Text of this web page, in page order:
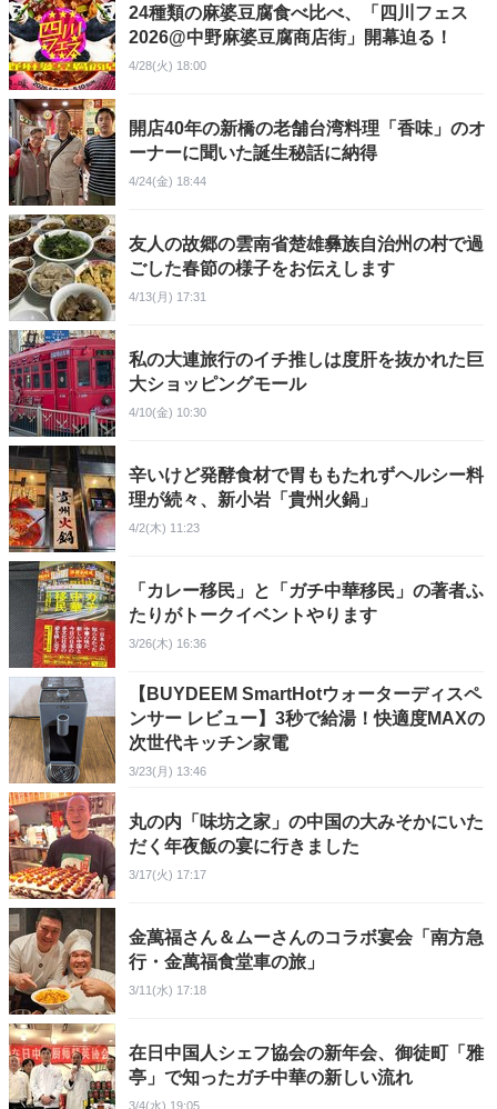
24種類の麻婆豆腐食べ比べ、「四川フェス
2026@中野麻婆豆腐商店街」開幕迫る！
4/28(火) 18:00
開店40年の新橋の老舗台湾料理「香味」のオ
ーナーに聞いた誕生秘話に納得
4/24(金) 18:44
友人の故郷の雲南省楚雄彝族自治州の村で過
ごした春節の様子をお伝えします
4/13(月) 17:31
私の大連旅行のイチ推しは度肝を抜かれた巨
大ショッピングモール
4/10(金) 10:30
辛いけど発酵食材で胃ももたれずヘルシー料
理が続々、新小岩「貴州火鍋」
4/2(木) 11:23
「カレー移民」と「ガチ中華移民」の著者ふ
たりがトークイベントやります
3/26(木) 16:36
【BUYDEEM SmartHotウォーターディスペ
ンサー レビュー】3秒で給湯！快適度MAXの
次世代キッチン家電
3/23(月) 13:46
丸の内「味坊之家」の中国の大みそかにいた
だく年夜飯の宴に行きました
3/17(火) 17:17
金萬福さん＆ムーさんのコラボ宴会「南方急
行・金萬福食堂車の旅」
3/11(水) 17:18
在日中国人シェフ協会の新年会、御徒町「雅
亭」で知ったガチ中華の新しい流れ
3/4(水) 19:05